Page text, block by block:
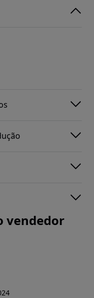
vendedor